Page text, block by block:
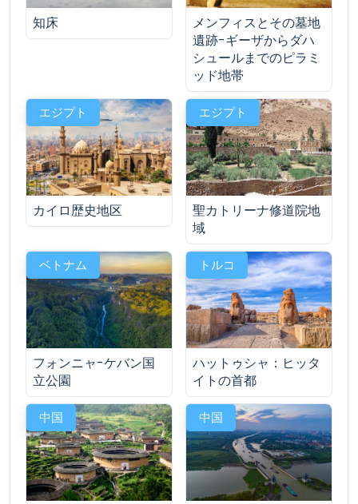
知床
メンフィスとその墓地
遺跡-ギーザからダハ
シュールまでのピラミ
ッド地帯
エジプト
カイロ歴史地区
エジプト
聖カトリーナ修道院地
域
ベトナム
フォンニャ-ケバン国
立公園
トルコ
ハットゥシャ：ヒッタ
イトの首都
中国 中国